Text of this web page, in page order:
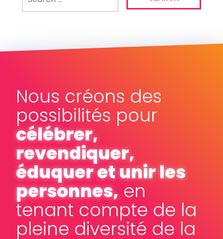
for:
Nous créons des
possibilités pour
célébrer,
revendiquer,
éduquer et unir les
personnes, en
tenant compte de la
pleine diversité de la